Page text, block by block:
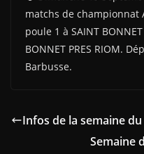
matchs de championnat
poule 1 à SAINT
BONNET PRES RIOM.
Barbusse.
Infos de la semaine
Semaine